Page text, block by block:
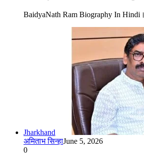
BaidyaNath Ram Biography In
Jharkhand
अमिताभ सिन्हाJune 5, 2026
0